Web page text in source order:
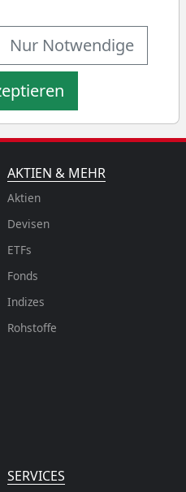
n
AKTIEN & MEHR
Aktien
Devisen
ETFs
Fonds
Indizes
Rohstoffe
SERVICES
Nur Notwendige